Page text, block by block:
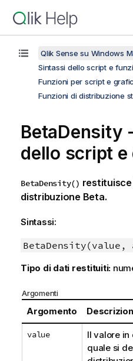
Qlik Sense su Windows
Sintassi dello script e
Funzioni per script e
Funzioni di distribuzione
BetaDensity
dello script
BetaDensity() restituisce
distribuzione Beta.
Sintassi:
BetaDensity(value,
Tipo di dati restituiti:
Argomenti
Argomento
value
Il valore in
quale si